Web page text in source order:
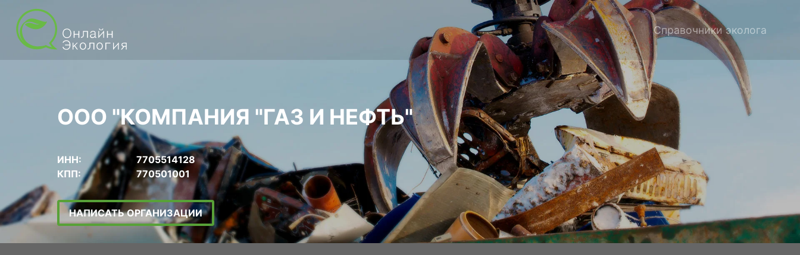
Справочники эколога
ООО "КОМПАНИЯ "ГАЗ И НЕФТЬ"
ИНН:
7705514128
КПП:
770501001
НАПИСАТЬ ОРГАНИЗАЦИИ